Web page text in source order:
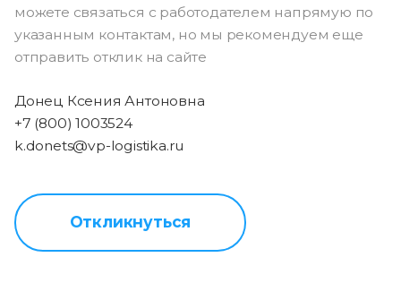
можете связаться с работодателем напрямую по
указанным контактам, но мы рекомендуем еще
отправить отклик на сайте
Донец Ксения Антоновна
+7 (800) 1003524
k.donets@vp-logistika.ru
Откликнуться